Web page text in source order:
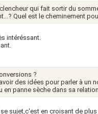
qui fait sortir du
Quel est le cheminement
intéréssant.
?
des idées pour parler à un
panne sèche dans sa
sujet,c'est en croisant de